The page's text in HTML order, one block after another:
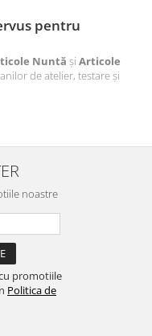
pentru
Nuntă și Articole
de atelier, testare și
noastre
promotiile
Politica de